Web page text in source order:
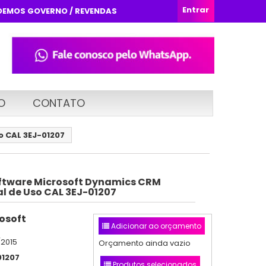
Entrar
GOVERNO / REVENDAS
CONTATO
3EJ-01207
Microsoft Dynamics CRM
Uso CAL 3EJ-01207
Adicionar ao orçamento
Orçamento ainda vazio